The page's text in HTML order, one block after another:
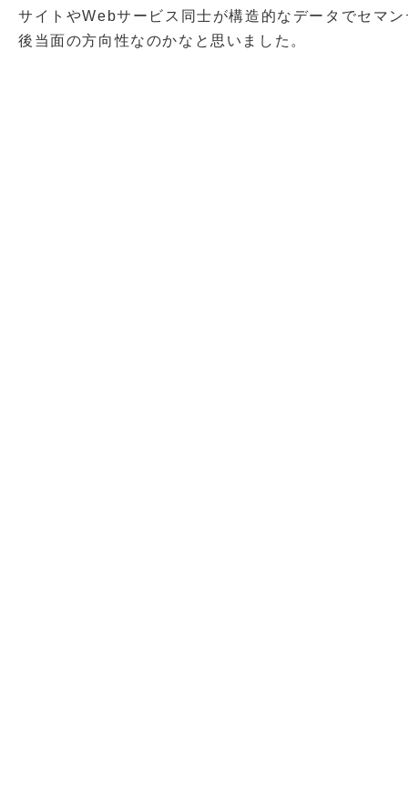
サイトやWebサービス同士が構造的なデータでセマ
後当面の方向性なのかなと思いました。